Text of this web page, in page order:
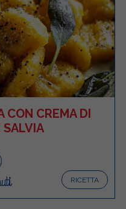
CON CREMA DI
SALVIA
RICETTA